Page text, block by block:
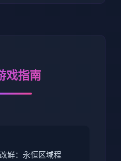
戏指南
鲜：永恒区域程